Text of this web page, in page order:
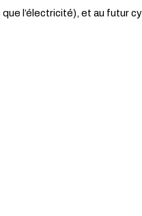
l’électricité), et au futur